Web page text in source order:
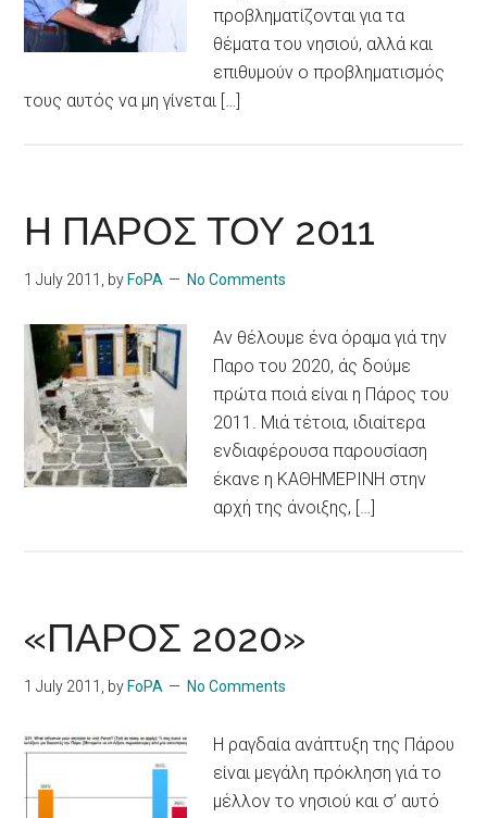
προβληματίζονται για τα
θέματα του νησιού, αλλά και
επιθυμούν ο προβληματισμός
τους αυτός να μη γίνεται […]
Η ΠΑΡΟΣ ΤΟΥ 2011
1 July 2011 , by FoPA No Comments
Αν θέλουμε ένα όραμα γιά την
Παρο του 2020, άς δούμε
πρώτα ποιά είναι η Πάρος του
2011. Μιά τέτοια, ιδιαίτερα
ενδιαφέρουσα παρουσίαση
έκανε η ΚΑΘΗΜΕΡΙΝΗ στην
αρχή της άνοιξης, […]
«ΠΑΡΟΣ 2020»
1 July 2011 , by FoPA No Comments
Η ραγδαία ανάπτυξη της Πάρου
είναι μεγάλη πρόκληση γιά το
μέλλον το νησιού και σ’ αυτό